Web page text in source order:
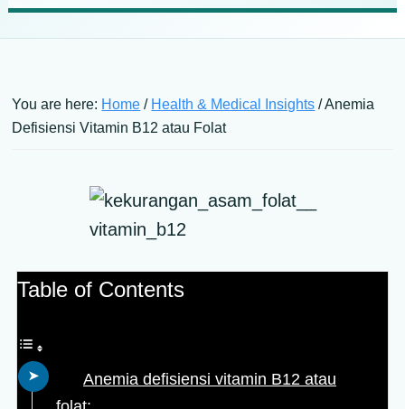
You are here: Home / Health & Medical Insights /Anemia
Defisiensi Vitamin B12 atau Folat
Table of Contents
Anemia defisiensi vitamin B12 atau